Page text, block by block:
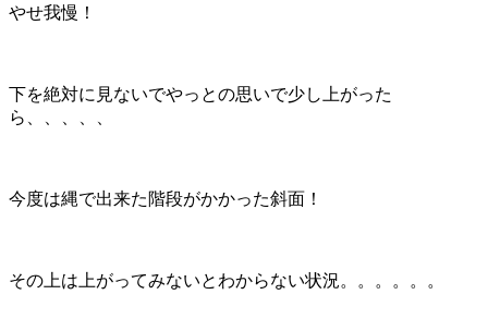
やせ我慢！
下を絶対に見ないでやっとの思いで少し上がった
ら、、、、、
今度は縄で出来た階段がかかった斜面！
その上は上がってみないとわからない状況。。。。。。